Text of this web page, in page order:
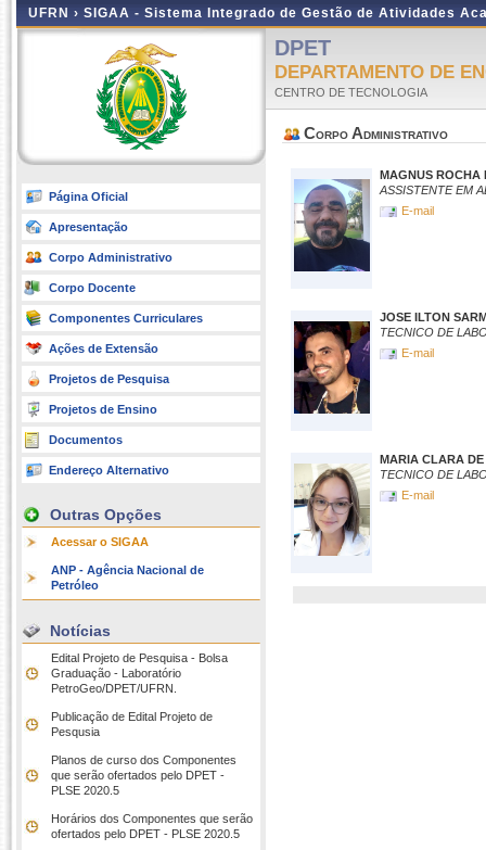
UFRN › SIGAA - Sistema Integrado de Gestão de Atividades
Página Oficial
Apresentação
Corpo Administrativo
Corpo Docente
Componentes Curriculares
Ações de Extensão
Projetos de Pesquisa
Projetos de Ensino
Documentos
Endereço Alternativo
Outras Opções
Acessar o SIGAA
ANP - Agência Nacional de
Petróleo
Notícias
Edital Projeto de Pesquisa - Bolsa
Graduação - Laboratório
PetroGeo/DPET/UFRN.
Publicação de Edital Projeto de
Pesqusia
Planos de curso dos Componentes
que serão ofertados pelo DPET -
PLSE 2020.5
Horários dos Componentes que serão
ofertados pelo DPET - PLSE 2020.5
DPET
DEPARTAMENTO DE
CENTRO DE TECNOLOGIA
Corpo Administrativo
MAGNUS ROCHA
ASSISTENTE EM
E-mail
JOSE ILTON
TECNICO DE
E-mail
MARIA CLARA DE
TECNICO DE
E-mail